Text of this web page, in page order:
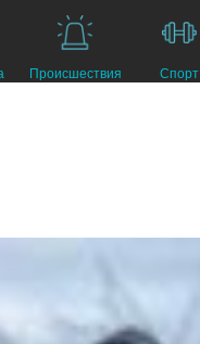
Происшествия Спорт